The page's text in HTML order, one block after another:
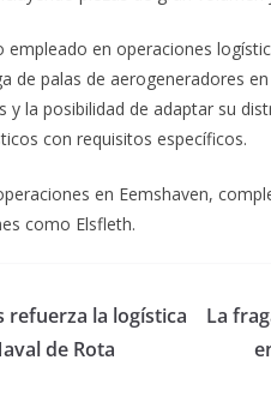
en operaciones
de palas de aerogeneradores
y la posibilidad de adaptar su
con requisitos específicos.
en Eemshaven,
como Elsfleth.
refuerza la logística
de Rota
La